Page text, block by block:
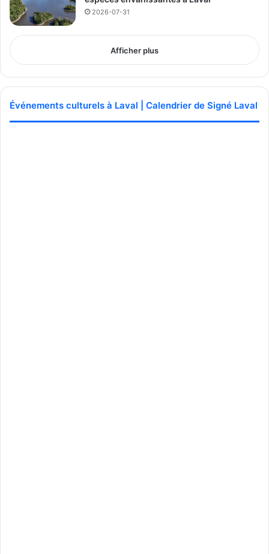
Publicité sponsorisée par la conseillère municipale de Saint-François et David
De Cotis, conseiller municipal de Saint-Bruno
2026-07-31
Afficher plus
Événements culturels à Laval | Calendrier de Signé Laval